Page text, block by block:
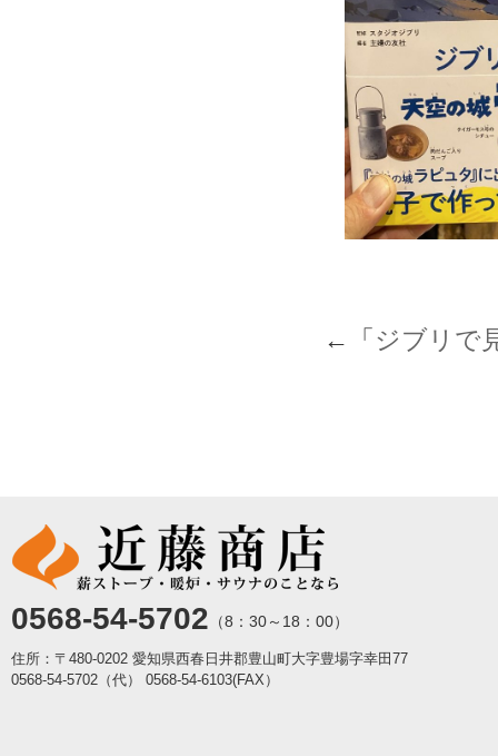
←「ジブリで
0568-54-5702 （8：30～18：00）
住所：〒480-0202 愛知県西春日井郡豊山町大字豊場字幸田77
0568-54-5702（代）
0568-54-6103(FAX）